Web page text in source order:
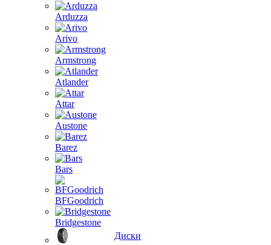
Arduzza
Arivo
Armstrong
Atlander
Attar
Austone
Barez
Bars
BFGoodrich
Bridgestone
Диски